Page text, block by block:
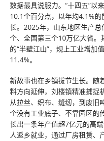
数据最具说服力。“十四五”以
10.1个百分点，以年均4.1%
长。2025年，山东地区生产
个、全国第三个10万亿大省
的“半壁江山”，规上工业增加
11.4%。
新故事也在乡镇拔节生长。随
料方向延伸，刘楼镇精准捕捉
从拉丝、织布、缝纫，到废旧
个没有工业底子、不靠园区的
长出一条年产值超7亿元的高
人返乡就业，通过厂房租赁、